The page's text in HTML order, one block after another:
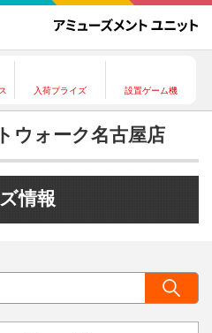
入荷プライズ 設置ゲーム機
ウォーク名古屋店
情報